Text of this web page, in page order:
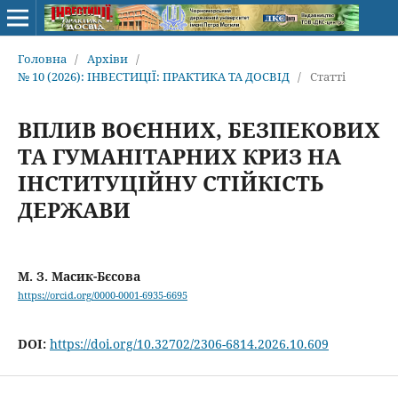
Головна / Архіви /
№ 10 (2026): ІНВЕСТИЦІЇ: ПРАКТИКА ТА ДОСВІД / Статті
ВПЛИВ ВОЄННИХ, БЕЗПЕКОВИХ
ТА ГУМАНІТАРНИХ КРИЗ НА
ІНСТИТУЦІЙНУ СТІЙКІСТЬ
ДЕРЖАВИ
М. З. Масик-Бєсова
https://orcid.org/0000-0001-6935-6695
DOI: https://doi.org/10.32702/2306-6814.2026.10.609